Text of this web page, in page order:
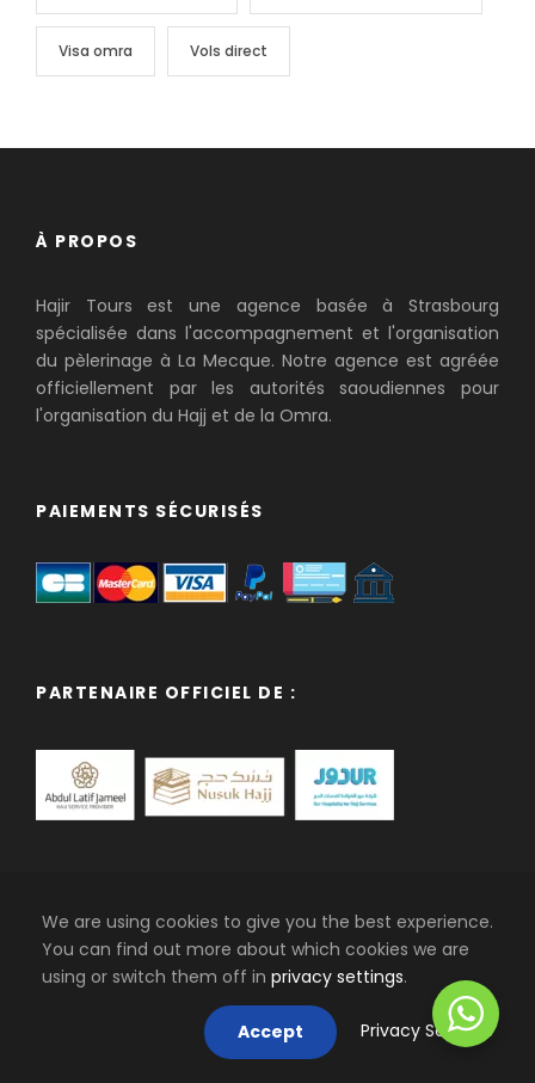
Visa omra Vols direct
À PROPOS
Hajir Tours est une agence basée à Strasbourg
spécialisée dans l'accompagnement et l'organisation
du pèlerinage à La Mecque. Notre agence est agréée
officiellement par les autorités saoudiennes pour
l'organisation du Hajj et de la Omra.
PAIEMENTS SÉCURISÉS
PARTENAIRE OFFICIEL DE :
AGENCE À STRASBOURG
: 3 rue Thiergarten 67000 Strasbourg
: +33 (0)3 88 39 57 65
We are using cookies to give you the best experience.
You can find out more about which cookies we are
using or switch them off in privacy settings.
Accept Privacy Settings